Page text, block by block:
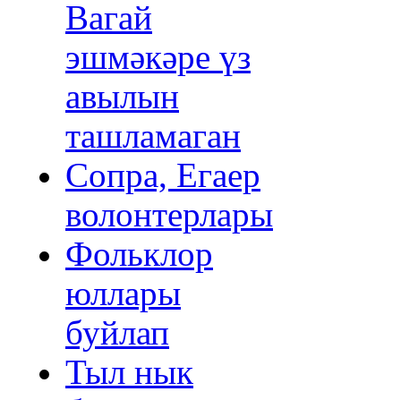
Вагай
эшмәкәре үз
авылын
ташламаган
Сопра, Егаер
волонтерлары
Фольклор
юллары
буйлап
Тыл нык